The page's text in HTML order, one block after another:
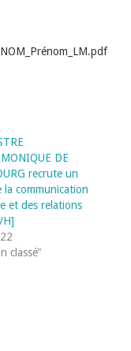
DE
recrute un
la communication
et des relations
H]
classé"